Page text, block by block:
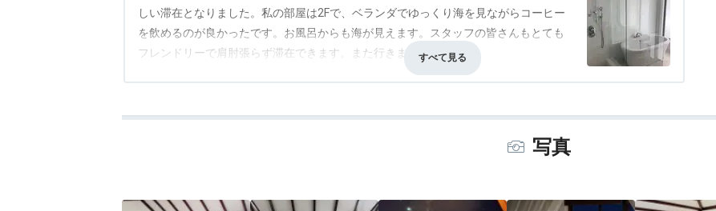
しい滞在となりました。私の部屋は2Fで、ベランダでゆっくり海を見ながらコーヒー
を飲めるのが良かったです。お風呂からも海が見えます。スタッフの皆さんもとても
フレンドリーで肩肘張らず滞在できます。また行きます！
写真